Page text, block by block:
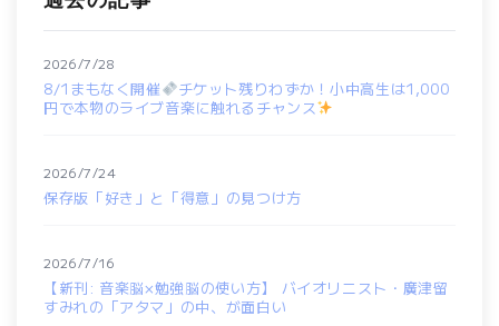
8/1まもなく開催
チケット残りわずか！小中高生は1,000
円で本物のライブ音楽に触れるチャンス
2026/7/28
保存版「好き」と「得意」の見つけ方
2026/7/24
【新刊: 音楽脳×勉強脳の使い方】 バイオリニスト・廣津留
すみれの「アタマ」の中、が面白い
2026/7/16